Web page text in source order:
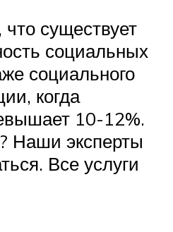
существует
социальных
социального
когда
10-12%.
Наши эксперты
Все услуги